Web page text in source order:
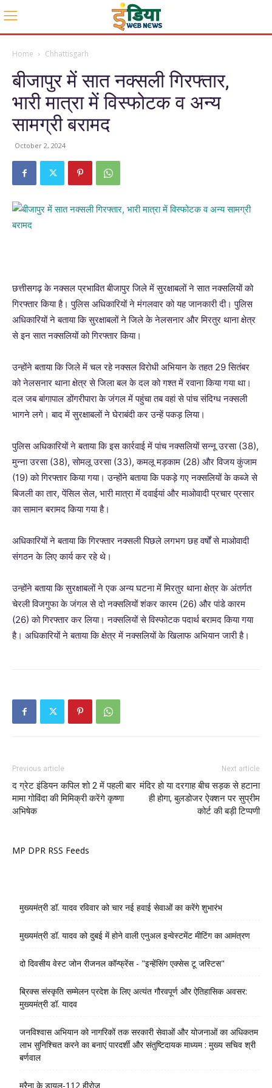
Home Chhattisgarh
बीजापुर में सात नक्सली गिरफ्तार,
भारी मात्रा में विस्फोटक व अन्य
सामग्री बरामद
October 2, 2024
छत्तीसगढ़ के नक्सल प्रभावित बीजापुर जिले में सुरक्षाबलों ने सात नक्सलियों को
गिरफ्तार किया है। पुलिस अधिकारियों ने मंगलवार को यह जानकारी दी। पुलिस
अधिकारियों ने बताया कि सुरक्षाबलों ने जिले के नेलसनार और मिरतुर थाना क्षेत्र
से इन सात नक्सलियों को गिरफ्तार किया।
उन्होंने बताया कि जिले में चल रहे नक्सल विरोधी अभियान के तहत 29 सितंबर
को नेलसनार थाना क्षेत्र से जिला बल के दल को गश्त में रवाना किया गया था।
दल जब बांगापाल डोंगरीपारा के जंगल में पहुंचा तब वहां से पांच संदिग्ध नक्सली
भागने लगे। बाद में सुरक्षाबलों ने घेराबंदी कर उन्हें पकड़ लिया।
पुलिस अधिकारियों ने बताया कि इस कार्रवाई में पांच नक्सलियों सन्नू उरसा (38),
मुन्ना उरसा (38), सोमलू उरसा (33), कमलू मड़काम (28) और विजय कुंजाम
(19) को गिरफ्तार किया गया। उन्होंने बताया कि पकड़े गए नक्सलियों के कब्जे से
बिजली का तार, पेंसिल सेल, भारी मात्रा में दवाईयां और माओवादी प्रचार प्रसार
का सामान बरामद किया गया है।
अधिकारियों ने बताया कि गिरफ्तार नक्सली पिछले लगभग छह वर्षों से माओवादी
संगठन के लिए कार्य कर रहे थे।
उन्होंने बताया कि सुरक्षाबलों ने एक अन्य घटना में मिरतुर थाना क्षेत्र के अंतर्गत
चेरली विजगुफा के जंगल से दो नक्सलियों शंकर कारम (26) और पांडे कारम
(26) को गिरफ्तार कर लिया। नक्सलियों से विस्फोटक पदार्थ बरामद किया गया
है। अधिकारियों ने बताया कि क्षेत्र में नक्सलियों के खिलाफ अभियान जारी है।
Previous article
द ग्रेट इंडियन कपिल शो 2 में पहली बार
मामा गोविंदा की मिमिक्री करेंगे कृष्णा
अभिषेक
Next article
मंदिर हो या दरगाह बीच सड़क से हटाना
ही होगा, बुलडोजर ऐक्शन पर सुप्रीम
कोर्ट की बड़ी टिप्पणी
MP DPR RSS Feeds
मुख्यमंत्री डॉ. यादव रविवार को चार नई हवाई सेवाओं का करेंगे शुभारंभ
मुख्यमंत्री डॉ. यादव को दुबई में होने वाली एनुअल इन्वेस्टमेंट मीटिंग का आमंत्रण
दो दिवसीय वेस्ट जोन रीजनल कॉन्फ्रेंस - "इन्हेंसिंग एक्सेस टू जस्टिस"
ब्रिक्स संस्कृति सम्मेलन प्रदेश के लिए अत्यंत गौरवपूर्ण और ऐतिहासिक अवसर:
मुख्यमंत्री डॉ. यादव
जनविश्वास अभियान को नागरिकों तक सरकारी सेवाओं और योजनाओं का अधिकतम
लाभ सुनिश्चित करने का बनाएं पारदर्शी और संतुष्टिदायक माध्यम : मुख्य सचिव श्री
बर्णवाल
मुरैना के डायल-112 हीरोज